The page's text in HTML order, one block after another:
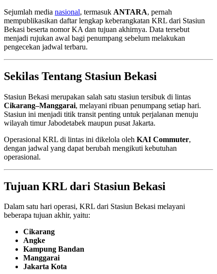
Sejumlah media nasional, termasuk ANTARA, pernah
mempublikasikan daftar lengkap keberangkatan KRL dari Stasiun
Bekasi beserta nomor KA dan tujuan akhirnya. Data tersebut
menjadi rujukan awal bagi penumpang sebelum melakukan
pengecekan jadwal terbaru.
Sekilas Tentang Stasiun Bekasi
Stasiun Bekasi merupakan salah satu stasiun tersibuk di lintas
Cikarang–Manggarai, melayani ribuan penumpang setiap hari.
Stasiun ini menjadi titik transit penting untuk perjalanan menuju
wilayah timur Jabodetabek maupun pusat Jakarta.
Operasional KRL di lintas ini dikelola oleh KAI Commuter,
dengan jadwal yang dapat berubah mengikuti kebutuhan
operasional.
Tujuan KRL dari Stasiun Bekasi
Dalam satu hari operasi, KRL dari Stasiun Bekasi melayani
beberapa tujuan akhir, yaitu:
Cikarang
Angke
Kampung Bandan
Manggarai
Jakarta Kota